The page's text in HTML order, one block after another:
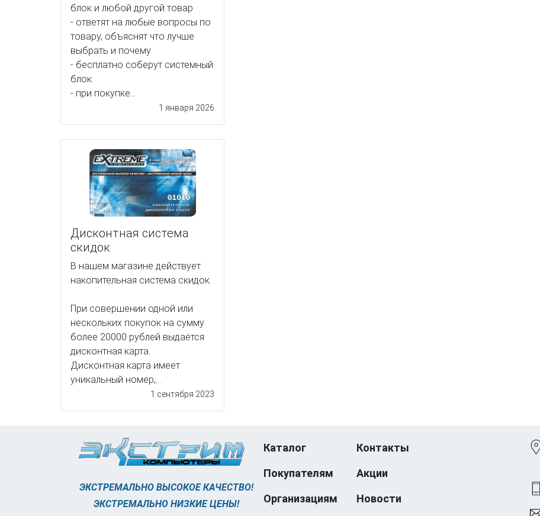
блок и любой другой товар
- ответят на любые вопросы по
товару, объяснят что лучше
выбрать и почему
- бесплатно соберут системный
блок
- при покупке...
1 января 2026
Дисконтная система
скидок
В нашем магазине действует
накопительная система скидок.
При совершении одной или
нескольких покупок на сумму
более 20000 рублей выдаётся
дисконтная карта.
Дисконтная карта имеет
уникальный номер,...
1 сентября 2023
ЭКСТРЕМАЛЬНО ВЫСОКОЕ КАЧЕСТВО!
ЭКСТРЕМАЛЬНО НИЗКИЕ ЦЕНЫ!
Каталог
Покупателям
Организациям
Контакты
Акции
Новости